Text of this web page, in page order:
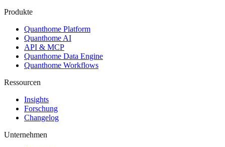
Produkte
Quanthome Platform
Quanthome AI
API & MCP
Quanthome Data Engine
Quanthome Workflows
Ressourcen
Insights
Forschung
Changelog
Unternehmen